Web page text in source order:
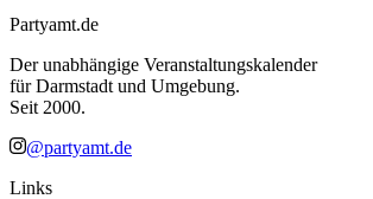
Partyamt.de
Der unabhängige Veranstaltungskalender
für Darmstadt und Umgebung.
Seit 2000.
@partyamt.de
Links